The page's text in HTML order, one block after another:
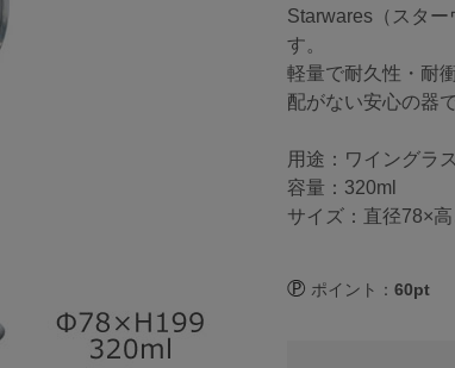
Starwares（スタ
す。
軽量で耐久性・耐
配がない安心の器で
用途：ワイングラ
容量：320ml
サイズ：直径78×
ポイント：60pt